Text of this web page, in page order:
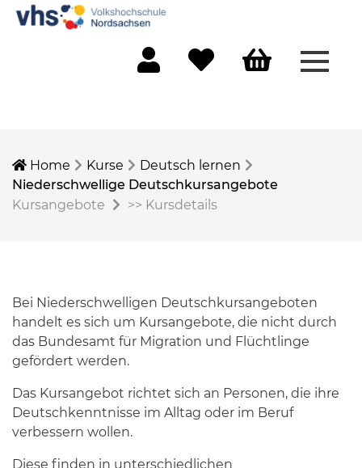
Home Kurse
Deutsch lernen
Niederschwellige Deutschkursangebote
Kursangebote
>> Kursdetails
Bei Niederschwelligen Deutschkursangeboten
handelt es sich um Kursangebote, die nicht durch
das Bundesamt für Migration und Flüchtlinge
gefördert werden.
Das Kursangebot richtet sich an Personen, die ihre
Deutschkenntnisse im Alltag oder im Beruf
verbessern wollen.
Diese finden in unterschiedlichen